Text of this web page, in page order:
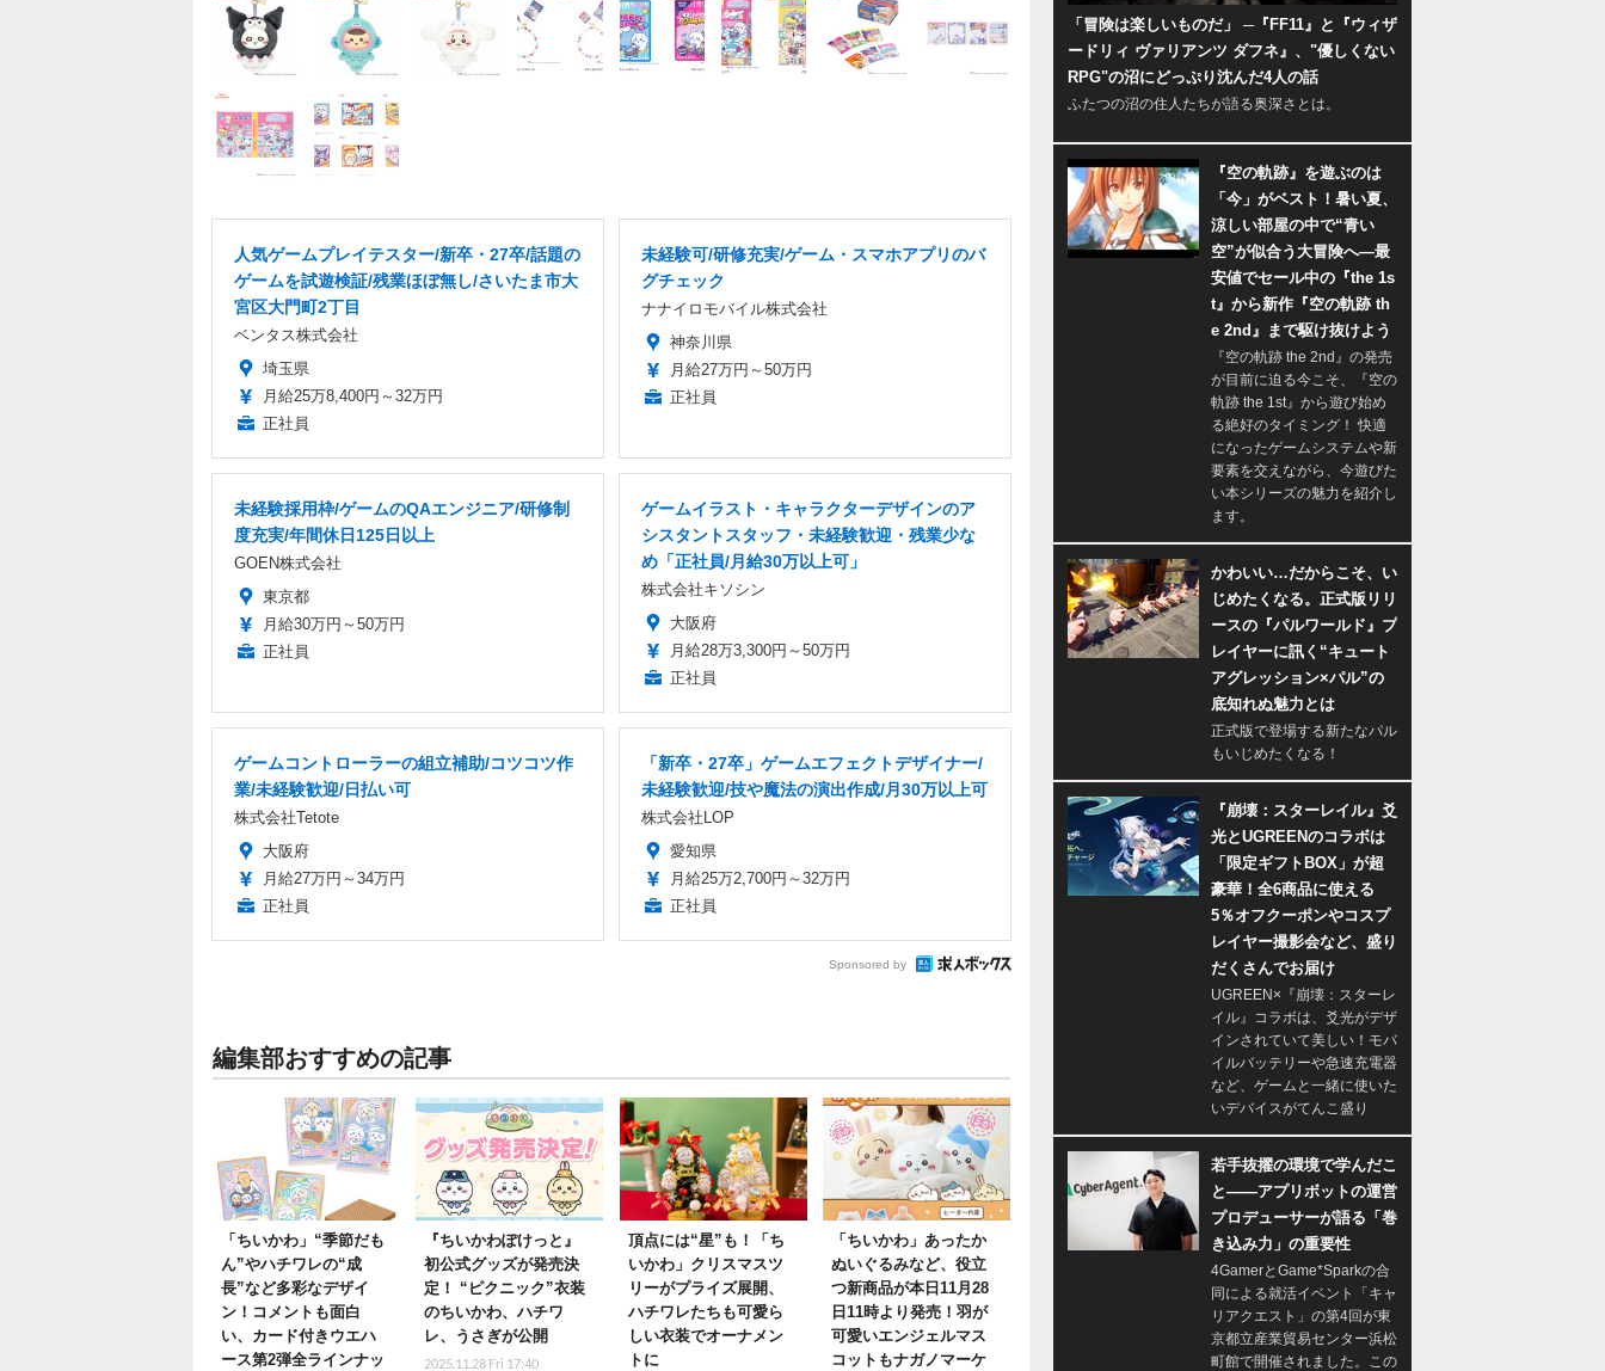
人気ゲームプレイテスター/新卒・27卒/話題の
ゲームを試遊検証/残業ほぼ無し/さいたま市大
宮区大門町2丁目
ベンタス株式会社
埼玉県
月給25万8,400円～32万円
正社員
未経験可/研修充実/ゲーム・スマホアプリのバ
グチェック
ナナイロモバイル株式会社
神奈川県
月給27万円～50万円
正社員
未経験採用枠/ゲームのQAエンジニア/研修制
度充実/年間休日125日以上
GOEN株式会社
東京都
月給30万円～50万円
正社員
ゲームイラスト・キャラクターデザインのア
シスタントスタッフ・未経験歓迎・残業少な
め「正社員/月給30万以上可」
株式会社キソシン
大阪府
月給28万3,300円～50万円
正社員
ゲームコントローラーの組立補助/コツコツ作
業/未経験歓迎/日払い可
株式会社Tetote
大阪府
月給27万円～34万円
正社員
「新卒・27卒」ゲームエフェクトデザイナー/
未経験歓迎/技や魔法の演出作成/月30万以上可
株式会社LOP
愛知県
月給25万2,700円～32万円
正社員
Sponsored by
編集部おすすめの記事
「ちいかわ」“季節だも
ん”やハチワレの“成
長”など多彩なデザイ
ン！コメントも面白
い、カード付きウエハ
ース第2弾全ラインナッ
『ちいかわぽけっと』
初公式グッズが発売決
定！ “ピクニック”衣装
のちいかわ、ハチワ
レ、うさぎが公開
2025.11.28 Fri 17:40
頂点には“星”も！「ち
いかわ」クリスマスツ
リーがプライズ展開、
ハチワレたちも可愛ら
しい衣装でオーナメン
トに
「ちいかわ」あったか
ぬいぐるみなど、役立
つ新商品が本日11月28
日11時より発売！羽が
可愛いエンジェルマス
コットもナガノマーケ
「冒険は楽しいものだ」 ─『FF11』と『ウィザ
ードリィ ヴァリアンツ ダフネ』、"優しくない
RPG"の沼にどっぷり沈んだ4人の話
ふたつの沼の住人たちが語る奥深さとは。
『空の軌跡』を遊ぶのは
「今」がベスト！暑い夏、
涼しい部屋の中で“青い
空”が似合う大冒険へ―最
安値でセール中の『the 1s
t』から新作『空の軌跡 th
e 2nd』まで駆け抜けよう
『空の軌跡 the 2nd』の発売
が目前に迫る今こそ、『空の
軌跡 the 1st』から遊び始め
る絶好のタイミング！ 快適
になったゲームシステムや新
要素を交えながら、今遊びた
い本シリーズの魅力を紹介し
ます。
かわいい…だからこそ、い
じめたくなる。正式版リリ
ースの『パルワールド』プ
レイヤーに訊く“キュート
アグレッション×パル”の
底知れぬ魅力とは
正式版で登場する新たなパル
もいじめたくなる！
『崩壊：スターレイル』爻
光とUGREENのコラボは
「限定ギフトBOX」が超
豪華！全6商品に使える
5％オフクーポンやコスプ
レイヤー撮影会など、盛り
だくさんでお届け
UGREEN×『崩壊：スターレ
イル』コラボは、爻光がデザ
インされていて美しい！モバ
イルバッテリーや急速充電器
など、ゲームと一緒に使いた
いデバイスがてんこ盛り
若手抜擢の環境で学んだこ
と――アプリボットの運営
プロデューサーが語る「巻
き込み力」の重要性
4GamerとGame*Sparkの合
同による就活イベント「キャ
リアクエスト」の第4回が東
京都立産業貿易センター浜松
町館で開催されました。この